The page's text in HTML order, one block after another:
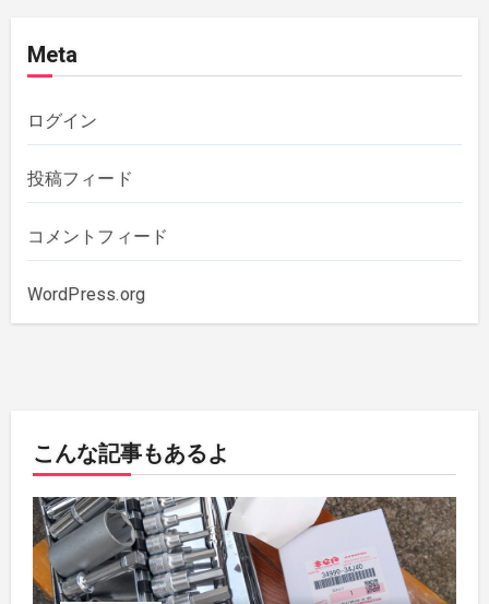
2020年11月
2020年10月
2019年12月
2019年11月
2019年10月
2018年5月
2018年4月 (1)
2017年7月 (2)
Meta
ログイン
投稿フィード
コメントフィード
WordPress.org
こんな記事もあるよ